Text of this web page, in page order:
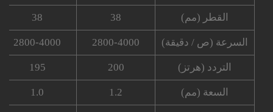
القطر (مم) 38
38
السرعة (ص / دقيقة) 2800-4000
2800-4000
التردد (هرتز) 200
195
السعة (مم) 1.2
1.0